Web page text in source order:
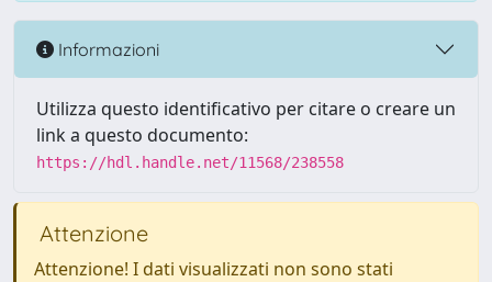
Informazioni
Utilizza questo identificativo per citare o creare un
link a questo documento:
https://hdl.handle.net/11568/238558
Attenzione
Attenzione! I dati visualizzati non sono stati